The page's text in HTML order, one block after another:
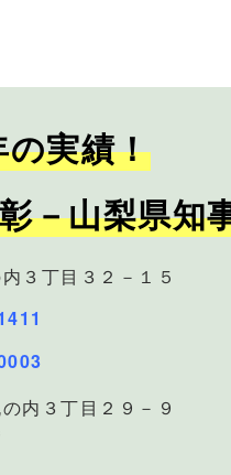
実績！
－山梨県知
３丁目３２－１５
内３丁目２９－９